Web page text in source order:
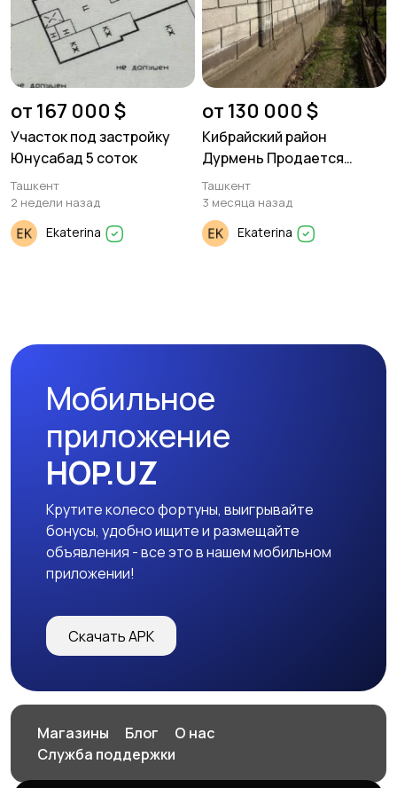
от 167 000 $
Участок под застройку
Юнусабад 5 соток
Ташкент
2 недели назад
Ekaterina
от 130 000 $
Кибрайский район
Дурмень Продается
участок 10 соток.
Ташкент
3 месяца назад
Ekaterina
Мобильное
приложение
HOP.UZ
Крутите колесо фортуны, выигрывайте
бонусы, удобно ищите и размещайте
объявления - все это в нашем мобильном
приложении!
Скачать APK
Магазины Блог
О нас
Служба поддержки